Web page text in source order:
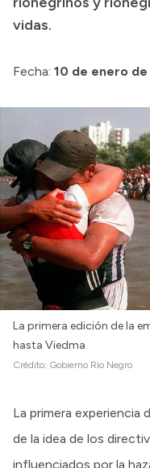
Consulta de pago a
Intranet
Login
vidas.
Fecha: 10 de enero de
La primera edición de la
hasta Viedma
Crédito: Gobierno Río Negro
La primera experiencia
de la idea de los
influenciados por la